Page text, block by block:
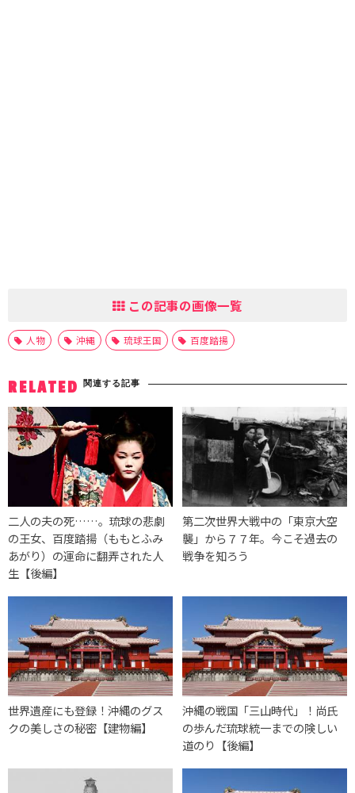
この記事の画像一覧
人物 沖縄 琉球王国 百度踏揚
RELATED 関連する記事
二人の夫の死……。琉球の悲劇
の王女、百度踏揚（ももとふみ
あがり）の運命に翻弄された人
生【後編】
第二次世界大戦中の「東京大空
襲」から７７年。今こそ過去の
戦争を知ろう
世界遺産にも登録！沖縄のグス
クの美しさの秘密【建物編】
沖縄の戦国「三山時代」！尚氏
の歩んだ琉球統一までの険しい
道のり【後編】